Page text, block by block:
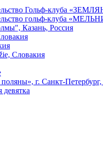
Гольф-клуба
гольф-клуба
Казань, Россия
Словакия
г. Санкт-Петербург,